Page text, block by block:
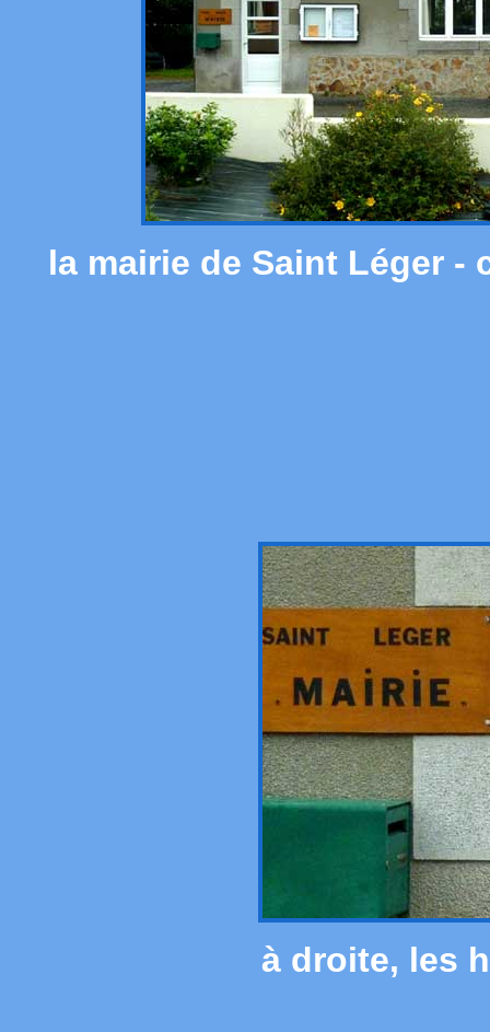
la mairie de Saint Léger -
à droite, les